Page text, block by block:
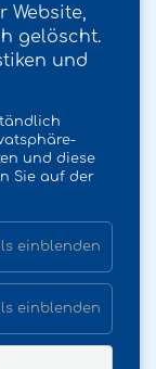
Website,
gelöscht.
und
und diese
Sie auf der
einblenden
einblenden